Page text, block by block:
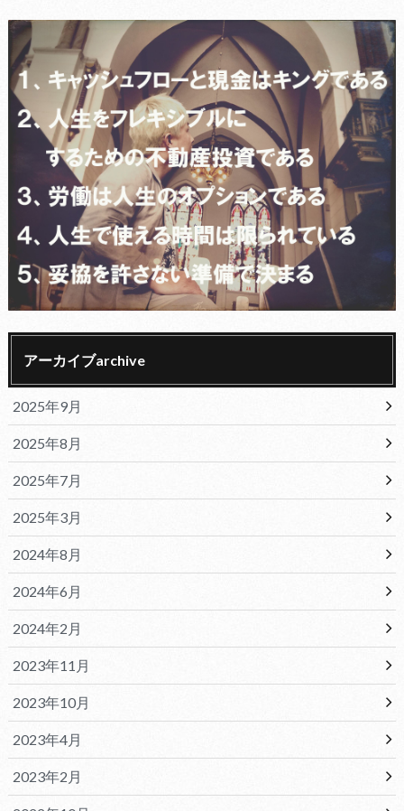
アーカイブarchive
2025年9月
2025年8月
2025年7月
2025年3月
2024年8月
2024年6月
2024年2月
2023年11月
2023年10月
2023年4月
2023年2月